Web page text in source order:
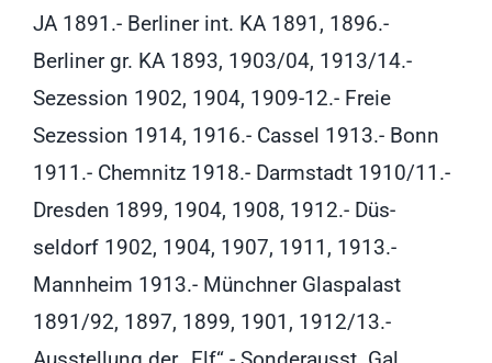
JA 1891.- Berliner int. KA 1891, 1896.-
Berliner gr. KA 1893, 1903/04, 1913/14.-
Sezession 1902, 1904, 1909-12.- Freie
Sezession 1914, 1916.- Cassel 1913.- Bonn
1911.- Chemnitz 1918.- Darmstadt 1910/11.-
Dresden 1899, 1904, 1908, 1912.- Düs-
seldorf 1902, 1904, 1907, 1911, 1913.-
Mannheim 1913.- Münchner Glaspalast
1891/92, 1897, 1899, 1901, 1912/13.-